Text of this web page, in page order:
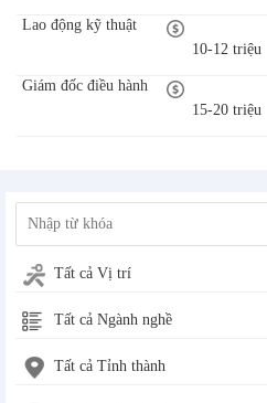
Lao động kỹ thuật
10-12 triệu
Giám đốc điều hành
15-20 triệu
Tất cả Vị trí
Tất cả Ngành nghề
Tất cả Tỉnh thành